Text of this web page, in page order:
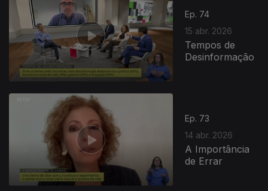
Ep. 74
15 abr. 2026
Tempos de
Desinformação
Ep. 73
14 abr. 2026
A Importância
de Errar